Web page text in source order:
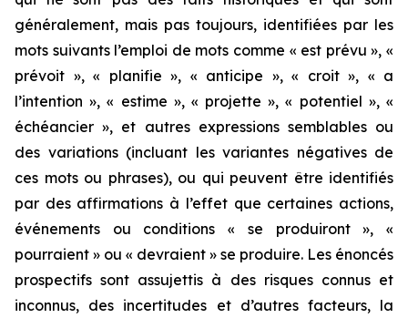
généralement, mais pas toujours, identifiées par les
mots suivants l’emploi de mots comme « est prévu », «
prévoit », « planifie », « anticipe », « croit », « a
l’intention », « estime », « projette », « potentiel », «
échéancier », et autres expressions semblables ou
des variations (incluant les variantes négatives de
ces mots ou phrases), ou qui peuvent être identifiés
par des affirmations à l’effet que certaines actions,
événements ou conditions « se produiront », «
pourraient » ou « devraient » se produire. Les énoncés
prospectifs sont assujettis à des risques connus et
inconnus, des incertitudes et d’autres facteurs, la